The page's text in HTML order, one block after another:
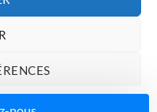
NOUS